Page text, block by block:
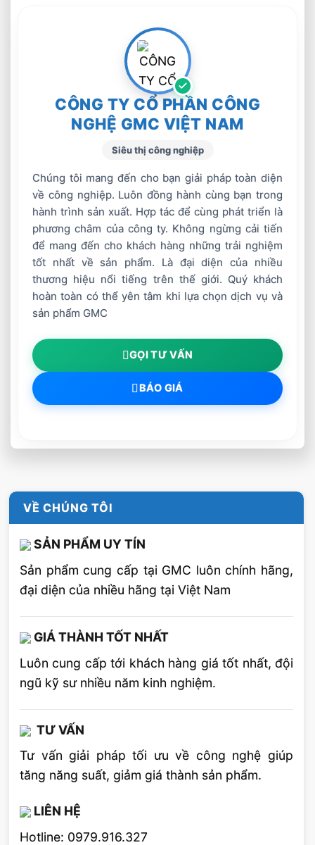
VỀ CHÚNG TÔI
SẢN PHẨM UY TÍN
Sản phẩm cung cấp tại GMC luôn chính hãng,
đại diện của nhiều hãng tại Việt Nam
GIÁ THÀNH TỐT NHẤT
Luôn cung cấp tới khách hàng giá tốt nhất, đội
ngũ kỹ sư nhiều năm kinh nghiệm.
TƯ VẤN
Tư vấn giải pháp tối ưu về công nghệ giúp
tăng năng suất, giảm giá thành sản phẩm.
LIÊN HỆ
Hotline: 0979.916.327
CÔNG TY CỔ PHẦN CÔNG
NGHỆ GMC VIỆT NAM
Siêu thị công nghiệp
Chúng tôi mang đến cho bạn giải pháp toàn diện
về công nghiệp. Luôn đồng hành cùng bạn trong
hành trình sản xuất. Hợp tác để cùng phát triển là
phương châm của công ty. Không ngừng cải tiến
để mang đến cho khách hàng những trải nghiệm
tốt nhất về sản phẩm. Là đại diện của nhiều
thương hiệu nổi tiếng trên thế giới. Quý khách
hoàn toàn có thể yên tâm khi lựa chọn dịch vụ và
sản phẩm GMC
GỌI TƯ VẤN
BÁO GIÁ